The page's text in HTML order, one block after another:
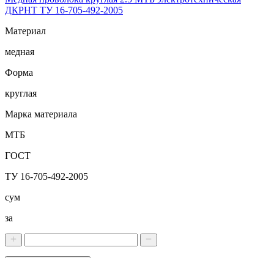
ДКРНТ ТУ 16-705-492-2005
Материал
медная
Форма
круглая
Марка материала
МТБ
ГОСТ
ТУ 16-705-492-2005
сум
за